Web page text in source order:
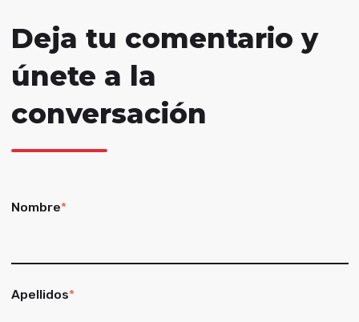
Deja tu comentario y
únete a la
conversación
Nombre*
Apellidos*